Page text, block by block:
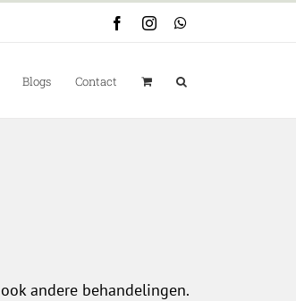
FacebookInstagramWhatsApp
Blogs Contact
ook andere behandelingen.